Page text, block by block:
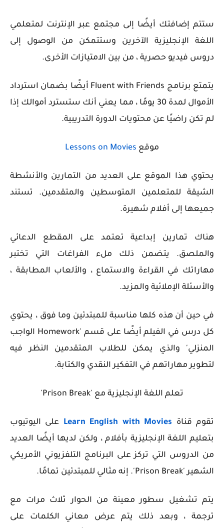
ستتم إضافتك أيضًا إلى مجتمع عبر الإنترنت لمتعلمي
اللغة الإنجليزية الآخرين وستتمكن من الوصول إلى
دروس فيديو حصرية ، من بين الامتيازات الأخرى.
يتمتع برنامج Fluent with Friends أيضًا بضمان استرداد
الأموال لمدة 30 يومًا ، مما يعني أنك ستسترد أموالك إذا
لم تكن راضيًا عن محتويات الدورة التدريبية.
موقع Lessons on Movies
يحتوي هذا الموقع على العديد من التمارين والأنشطة
الشيقة للمتعلمين المتوسطين والمتقدمين. تستند
جميعها إلى أفلام شهيرة.
هناك تمارين إبداعية تعتمد على المقطع الدعائي
والملصق. يتضمن ذلك ملء الفراغات التي تختبر
مهاراتك في القراءة والاستماع ، والألعاب المطابقة ،
والأسئلة الإملائية والمزيد.
في حين أن هذه كلها مناسبة للمبتدئين وما فوق ، يحتوي
كل درس في الفيلم أيضًا على قسم 'Homework الواجب
المنزلي' والذي يمكن للطلاب المتقدمين النظر فيه
لتطوير مهاراتهم في التفكير النقدي والكتابة.
تعلم اللغة الإنجليزية مع 'Prison Break'
تقوم قناة
على اليوتيوب
بتعليم اللغة الإنجليزية بأفلام ، ولكن لديها أيضًا العديد
من الدروس التي تركز على البرنامج التلفزيوني الأمريكي
الشهير 'Prison Break'. إنه مثالي للمبتدئين تمامًا.
يتم تشغيل سطور معينة من الحوار ثلاث مرات مع
ترجمة ، وبعد ذلك يتم عرض معاني الكلمات على